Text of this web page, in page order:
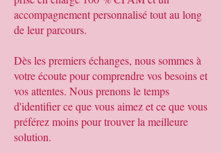
accompagnement personnalisé tout au long
de leur parcours.
Dès les premiers échanges, nous sommes à
votre écoute pour comprendre vos besoins et
vos attentes. Nous prenons le temps
d'identifier ce que vous aimez et ce que vous
préférez moins pour trouver la meilleure
solution.